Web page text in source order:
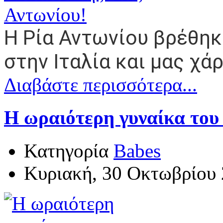
Η Ρία Αντωνίου
στην Ιταλία και μας
Διαβάστε περισσότερα...
H ωραιότερη γυναίκα
Κατηγορία Babes
Κυριακή, 30